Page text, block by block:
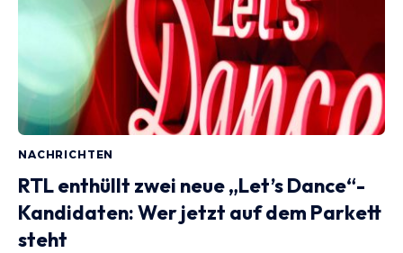
NACHRICHTEN
RTL enthüllt zwei neue „Let’s Dance“-
Kandidaten: Wer jetzt auf dem Parkett
steht